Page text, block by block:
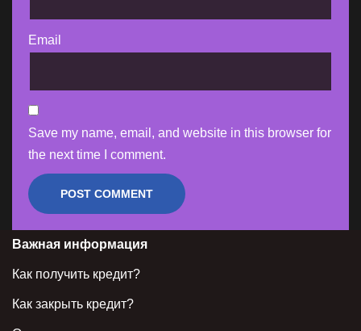
Email
Save my name, email, and website in this browser for
the next time I comment.
Важная информация
Как получить кредит?
Как закрыть кредит?